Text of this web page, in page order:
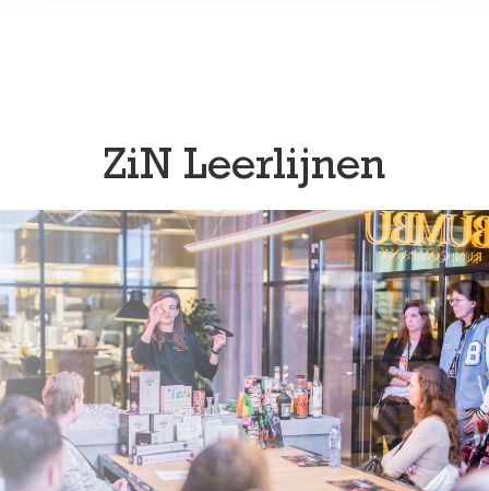
ZiN Leerlijnen